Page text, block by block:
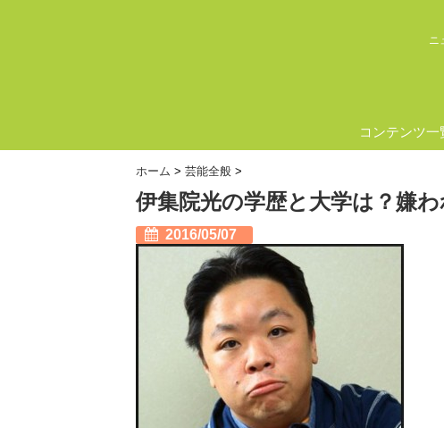
ニ
コンテンツ一
ホーム > 芸能全般 >
伊集院光の学歴と大学は？嫌
2016/05/07